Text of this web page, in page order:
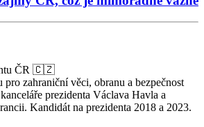
ČR 🇨🇿
pro zahraniční věci, obranu a bezpečnost
prezidenta Václava Havla a
Kandidát na prezidenta 2018 a 2023.